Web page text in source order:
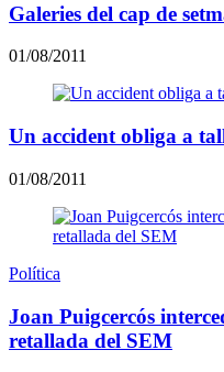
Galeries del cap de
01/08/2011
Un accident obliga a
01/08/2011
Política
Joan Puigcercós
retallada del SEM